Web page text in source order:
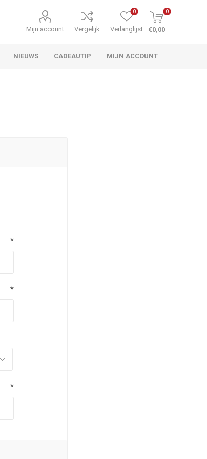
Mijn account Vergelijk Verlanglijst
0 0
€0,00
NIEUWS CADEAUTIP MIJN ACCOUNT
*
*
*